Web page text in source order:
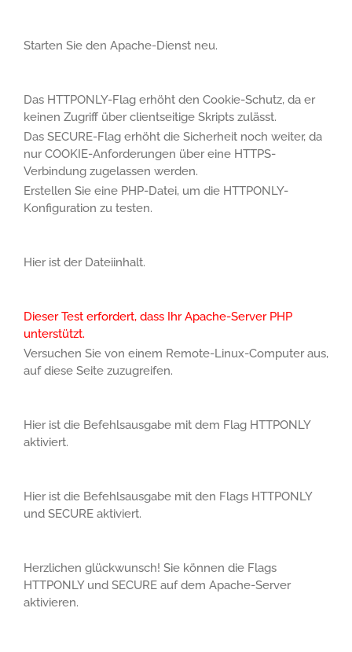
Starten Sie den Apache-Dienst neu.
Das HTTPONLY-Flag erhöht den Cookie-Schutz, da er
keinen Zugriff über clientseitige Skripts zulässt.
Das SECURE-Flag erhöht die Sicherheit noch weiter, da
nur COOKIE-Anforderungen über eine HTTPS-
Verbindung zugelassen werden.
Erstellen Sie eine PHP-Datei, um die HTTPONLY-
Konfiguration zu testen.
Hier ist der Dateiinhalt.
Dieser Test erfordert, dass Ihr Apache-Server PHP
unterstützt.
Versuchen Sie von einem Remote-Linux-Computer aus,
auf diese Seite zuzugreifen.
Hier ist die Befehlsausgabe mit dem Flag HTTPONLY
aktiviert.
Hier ist die Befehlsausgabe mit den Flags HTTPONLY
und SECURE aktiviert.
Herzlichen glückwunsch! Sie können die Flags
HTTPONLY und SECURE auf dem Apache-Server
aktivieren.